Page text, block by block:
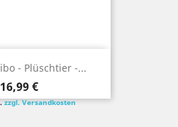
- Plüschtier -...
Preis
16,99 €
zzgl. Versandkosten